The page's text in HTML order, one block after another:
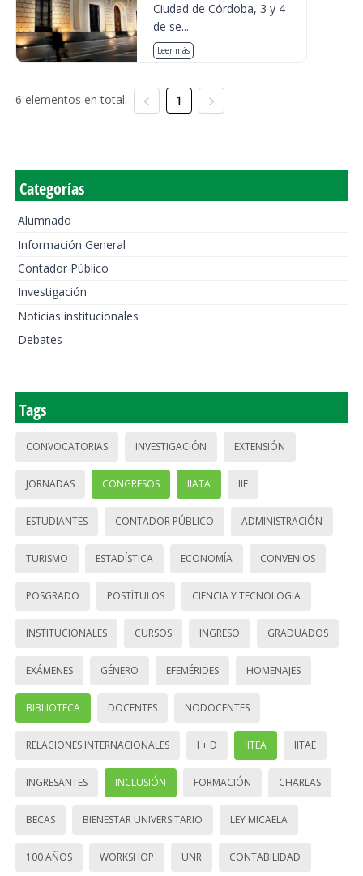
Ciudad de Córdoba, 3 y 4
de se...
Leer más
6 elementos en total: 1
Categorías
Alumnado
Información General
Contador Público
Investigación
Noticias institucionales
Debates
Tags
CONVOCATORIAS INVESTIGACIÓN EXTENSIÓN
JORNADAS CONGRESOS IIATA IIE
ESTUDIANTES CONTADOR PÚBLICO ADMINISTRACIÓN
TURISMO ESTADÍSTICA ECONOMÍA CONVENIOS
POSGRADO POSTÍTULOS CIENCIA Y TECNOLOGÍA
INSTITUCIONALES CURSOS INGRESO GRADUADOS
EXÁMENES GÉNERO EFEMÉRIDES HOMENAJES
BIBLIOTECA DOCENTES NODOCENTES
RELACIONES INTERNACIONALES I + D IITEA IITAE
INGRESANTES INCLUSIÓN FORMACIÓN CHARLAS
BECAS BIENESTAR UNIVERSITARIO LEY MICAELA
100 AÑOS WORKSHOP UNR CONTABILIDAD